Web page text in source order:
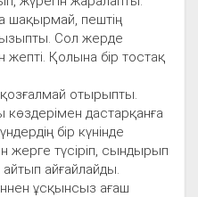
шақырмай, пештің
Сол жерде
Қолына бір тостақ
отырыпты.
дастарқанға
бір күнінде
жерге түсіріп, сындырып
айғайлайды.
ұсқынсыз ағаш